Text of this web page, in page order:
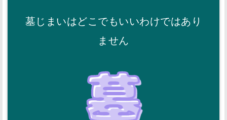
墓じまいはどこでもいいわけではあり
ません